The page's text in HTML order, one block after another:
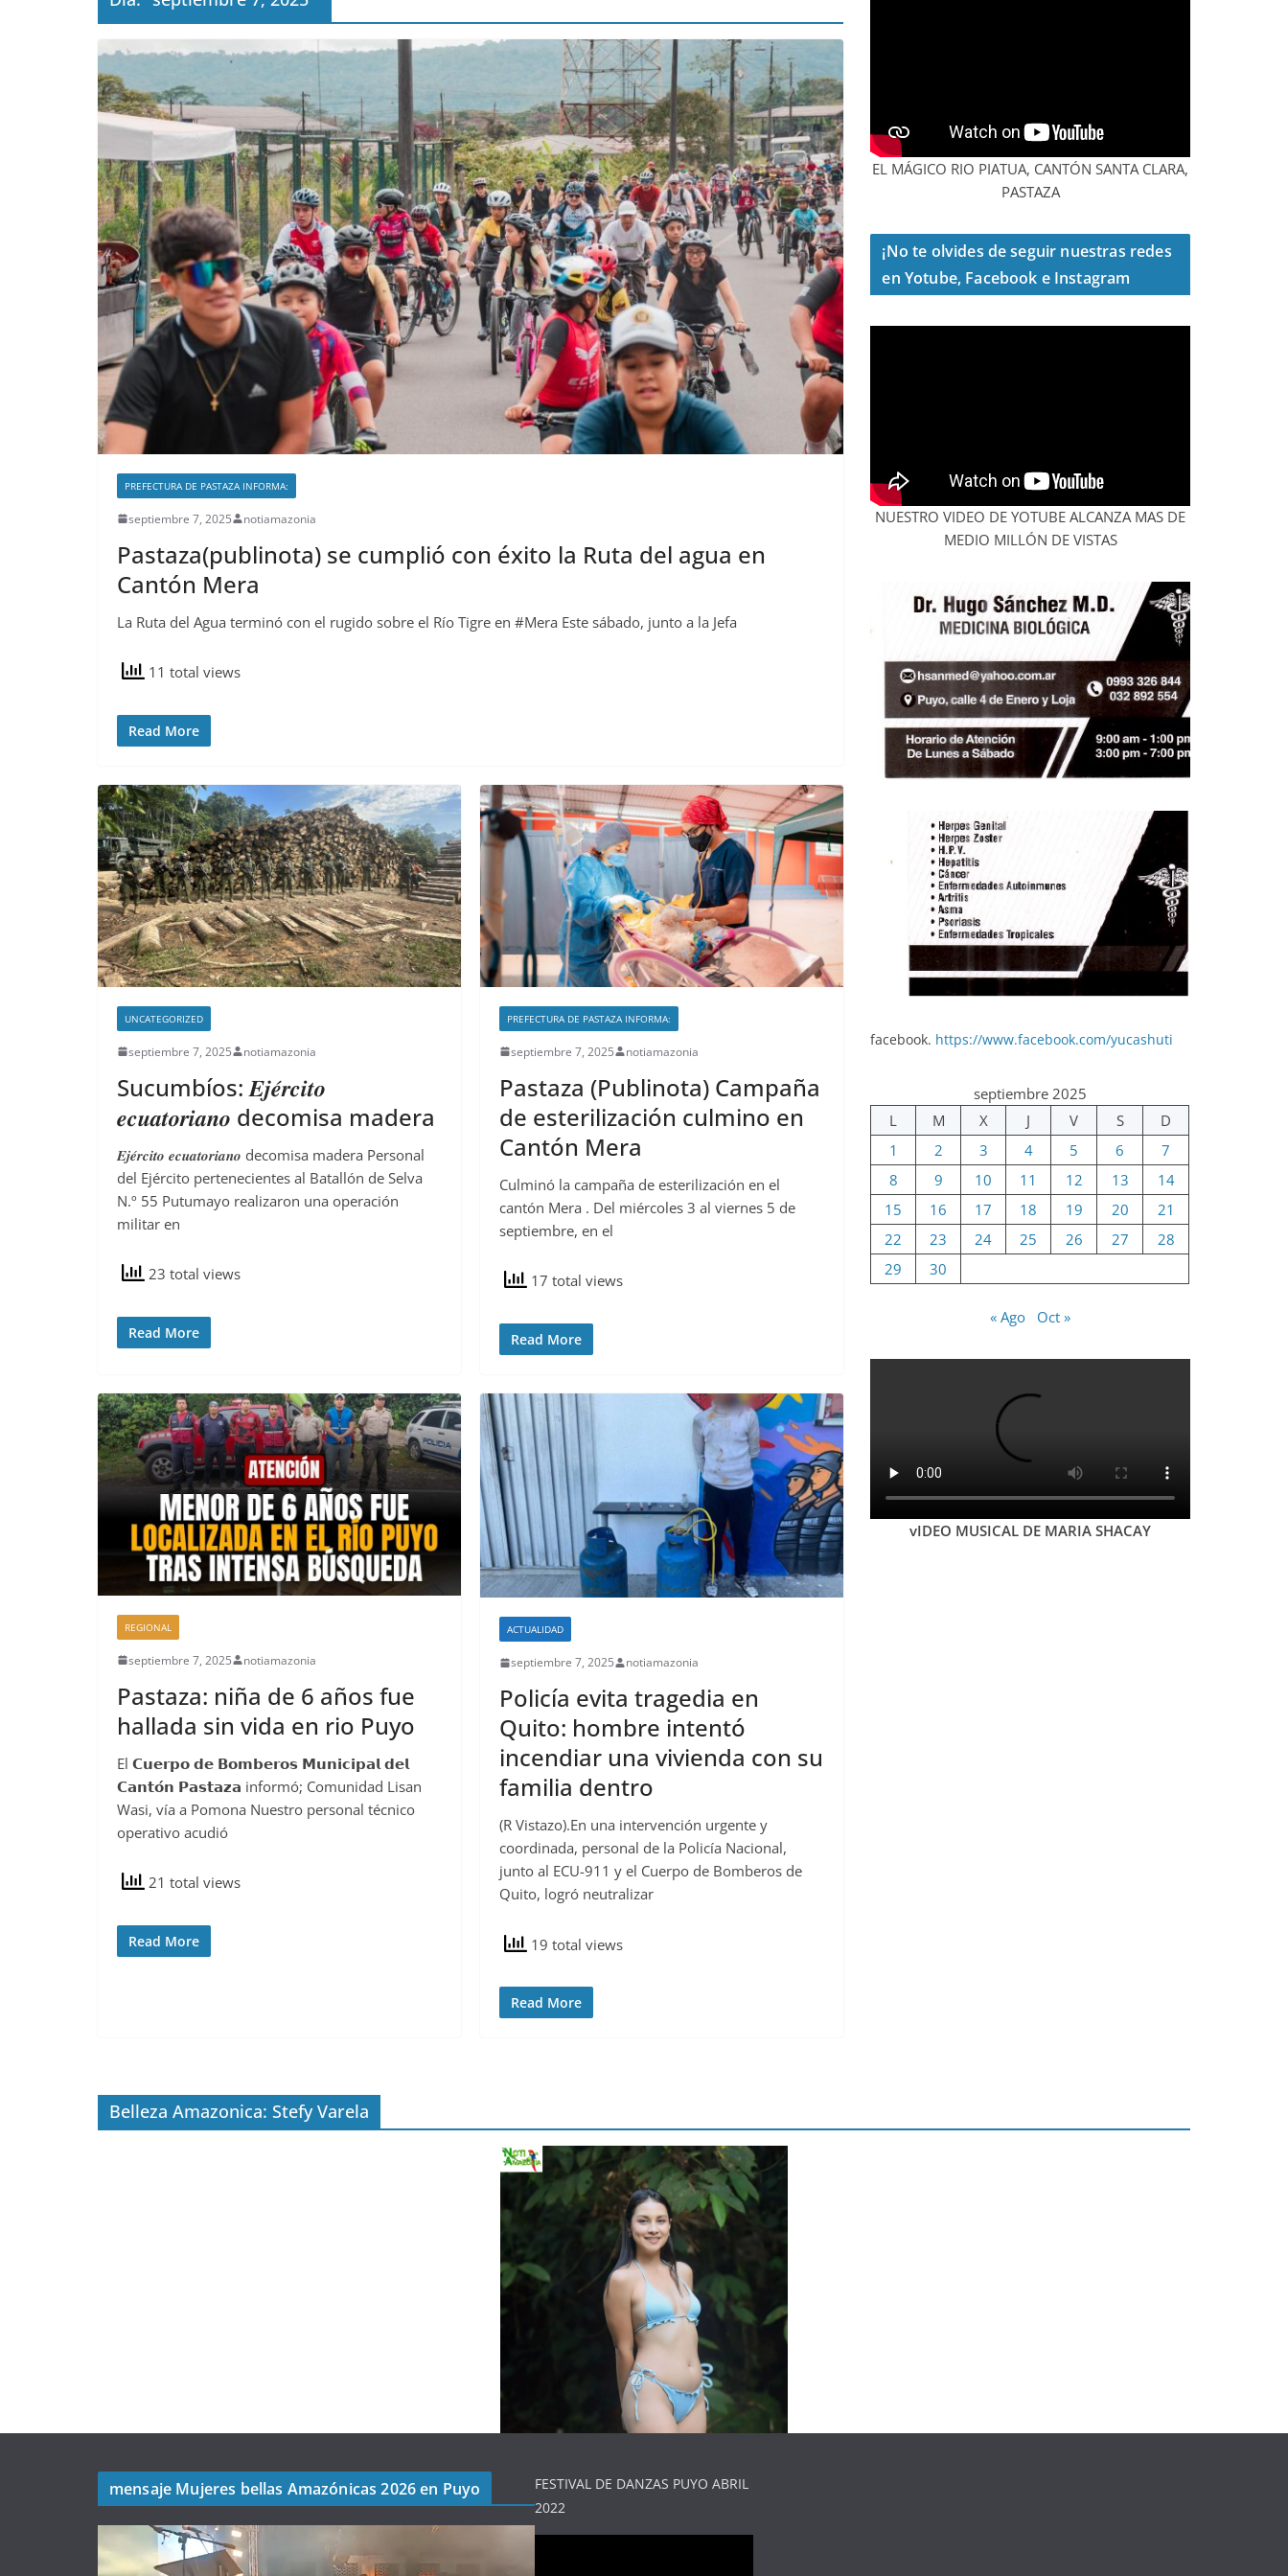
PREFECTURA DE PASTAZA INFORMA:
septiembre 7, 2025 notiamazonia
Pastaza(publinota) se cumplió con éxito la Ruta del agua en
Cantón Mera
La Ruta del Agua terminó con el rugido sobre el Río Tigre en #Mera Este sábado, junto a la Jefa
11 total views
Read More
UNCATEGORIZED
septiembre 7, 2025 notiamazonia
Sucumbíos: 𝑬𝒋𝒆́𝒓𝒄𝒊𝒕𝒐
𝒆𝒄𝒖𝒂𝒕𝒐𝒓𝒊𝒂𝒏𝒐 decomisa madera
𝑬𝒋𝒆́𝒓𝒄𝒊𝒕𝒐 𝒆𝒄𝒖𝒂𝒕𝒐𝒓𝒊𝒂𝒏𝒐 decomisa madera Personal
del Ejército pertenecientes al Batallón de Selva
N.º 55 Putumayo realizaron una operación
militar en
23 total views
Read More
PREFECTURA DE PASTAZA INFORMA:
septiembre 7, 2025 notiamazonia
Pastaza (Publinota) Campaña
de esterilización culmino en
Cantón Mera
Culminó la campaña de esterilización en el
cantón Mera . Del miércoles 3 al viernes 5 de
septiembre, en el
17 total views
Read More
REGIONAL
septiembre 7, 2025 notiamazonia
Pastaza: niña de 6 años fue
hallada sin vida en rio Puyo
El 𝗖𝘂𝗲𝗿𝗽𝗼 𝗱𝗲 𝗕𝗼𝗺𝗯𝗲𝗿𝗼𝘀 𝗠𝘂𝗻𝗶𝗰𝗶𝗽𝗮𝗹 𝗱𝗲𝗹
𝗖𝗮𝗻𝘁𝗼́𝗻 𝗣𝗮𝘀𝘁𝗮𝘇𝗮 informó; Comunidad Lisan
Wasi, vía a Pomona Nuestro personal técnico
operativo acudió
21 total views
Read More
ACTUALIDAD
septiembre 7, 2025 notiamazonia
Policía evita tragedia en
Quito: hombre intentó
incendiar una vivienda con su
familia dentro
(R Vistazo).En una intervención urgente y
coordinada, personal de la Policía Nacional,
junto al ECU-911 y el Cuerpo de Bomberos de
Quito, logró neutralizar
19 total views
Read More
EL MÁGICO RIO PIATUA, CANTÓN SANTA CLARA,
PASTAZA
¡No te olvides de seguir nuestras redes
en Yotube, Facebook e Instagram
NUESTRO VIDEO DE YOTUBE ALCANZA MAS DE
MEDIO MILLÓN DE VISTAS
facebook. https://www.facebook.com/yucashuti
septiembre 2025
L
M X J V S
D
1
2 3 4 5 6
7
8
9 10 11 12 13
14
15
16 17 18 19 20
21
22
23 24 25 26 27
28
29
30
« Ago Oct »
vIDEO MUSICAL DE MARIA SHACAY
Belleza Amazonica: Stefy Varela
mensaje Mujeres bellas Amazónicas 2026 en Puyo
FESTIVAL DE DANZAS PUYO ABRIL
2022